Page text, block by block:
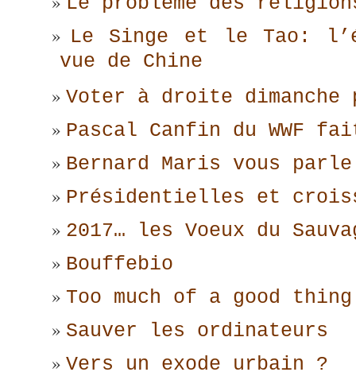
Le Singe et le Tao:
vue de Chine
Voter à droite dimanche
Pascal Canfin du WWF
Bernard Maris vous
Présidentielles et
2017… les Voeux du
Bouffebio
Too much of a good
Sauver les ordinateurs
Vers un exode urbain ?